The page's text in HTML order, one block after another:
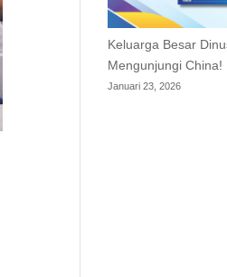
Keluarga Besar
Mengunjungi China!
Januari 23, 2026